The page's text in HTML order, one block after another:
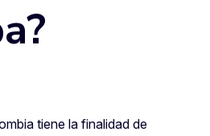
tiene la finalidad de